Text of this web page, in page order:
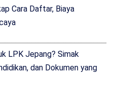
Cara Daftar, Biaya
LPK Jepang? Simak
dan Dokumen yang